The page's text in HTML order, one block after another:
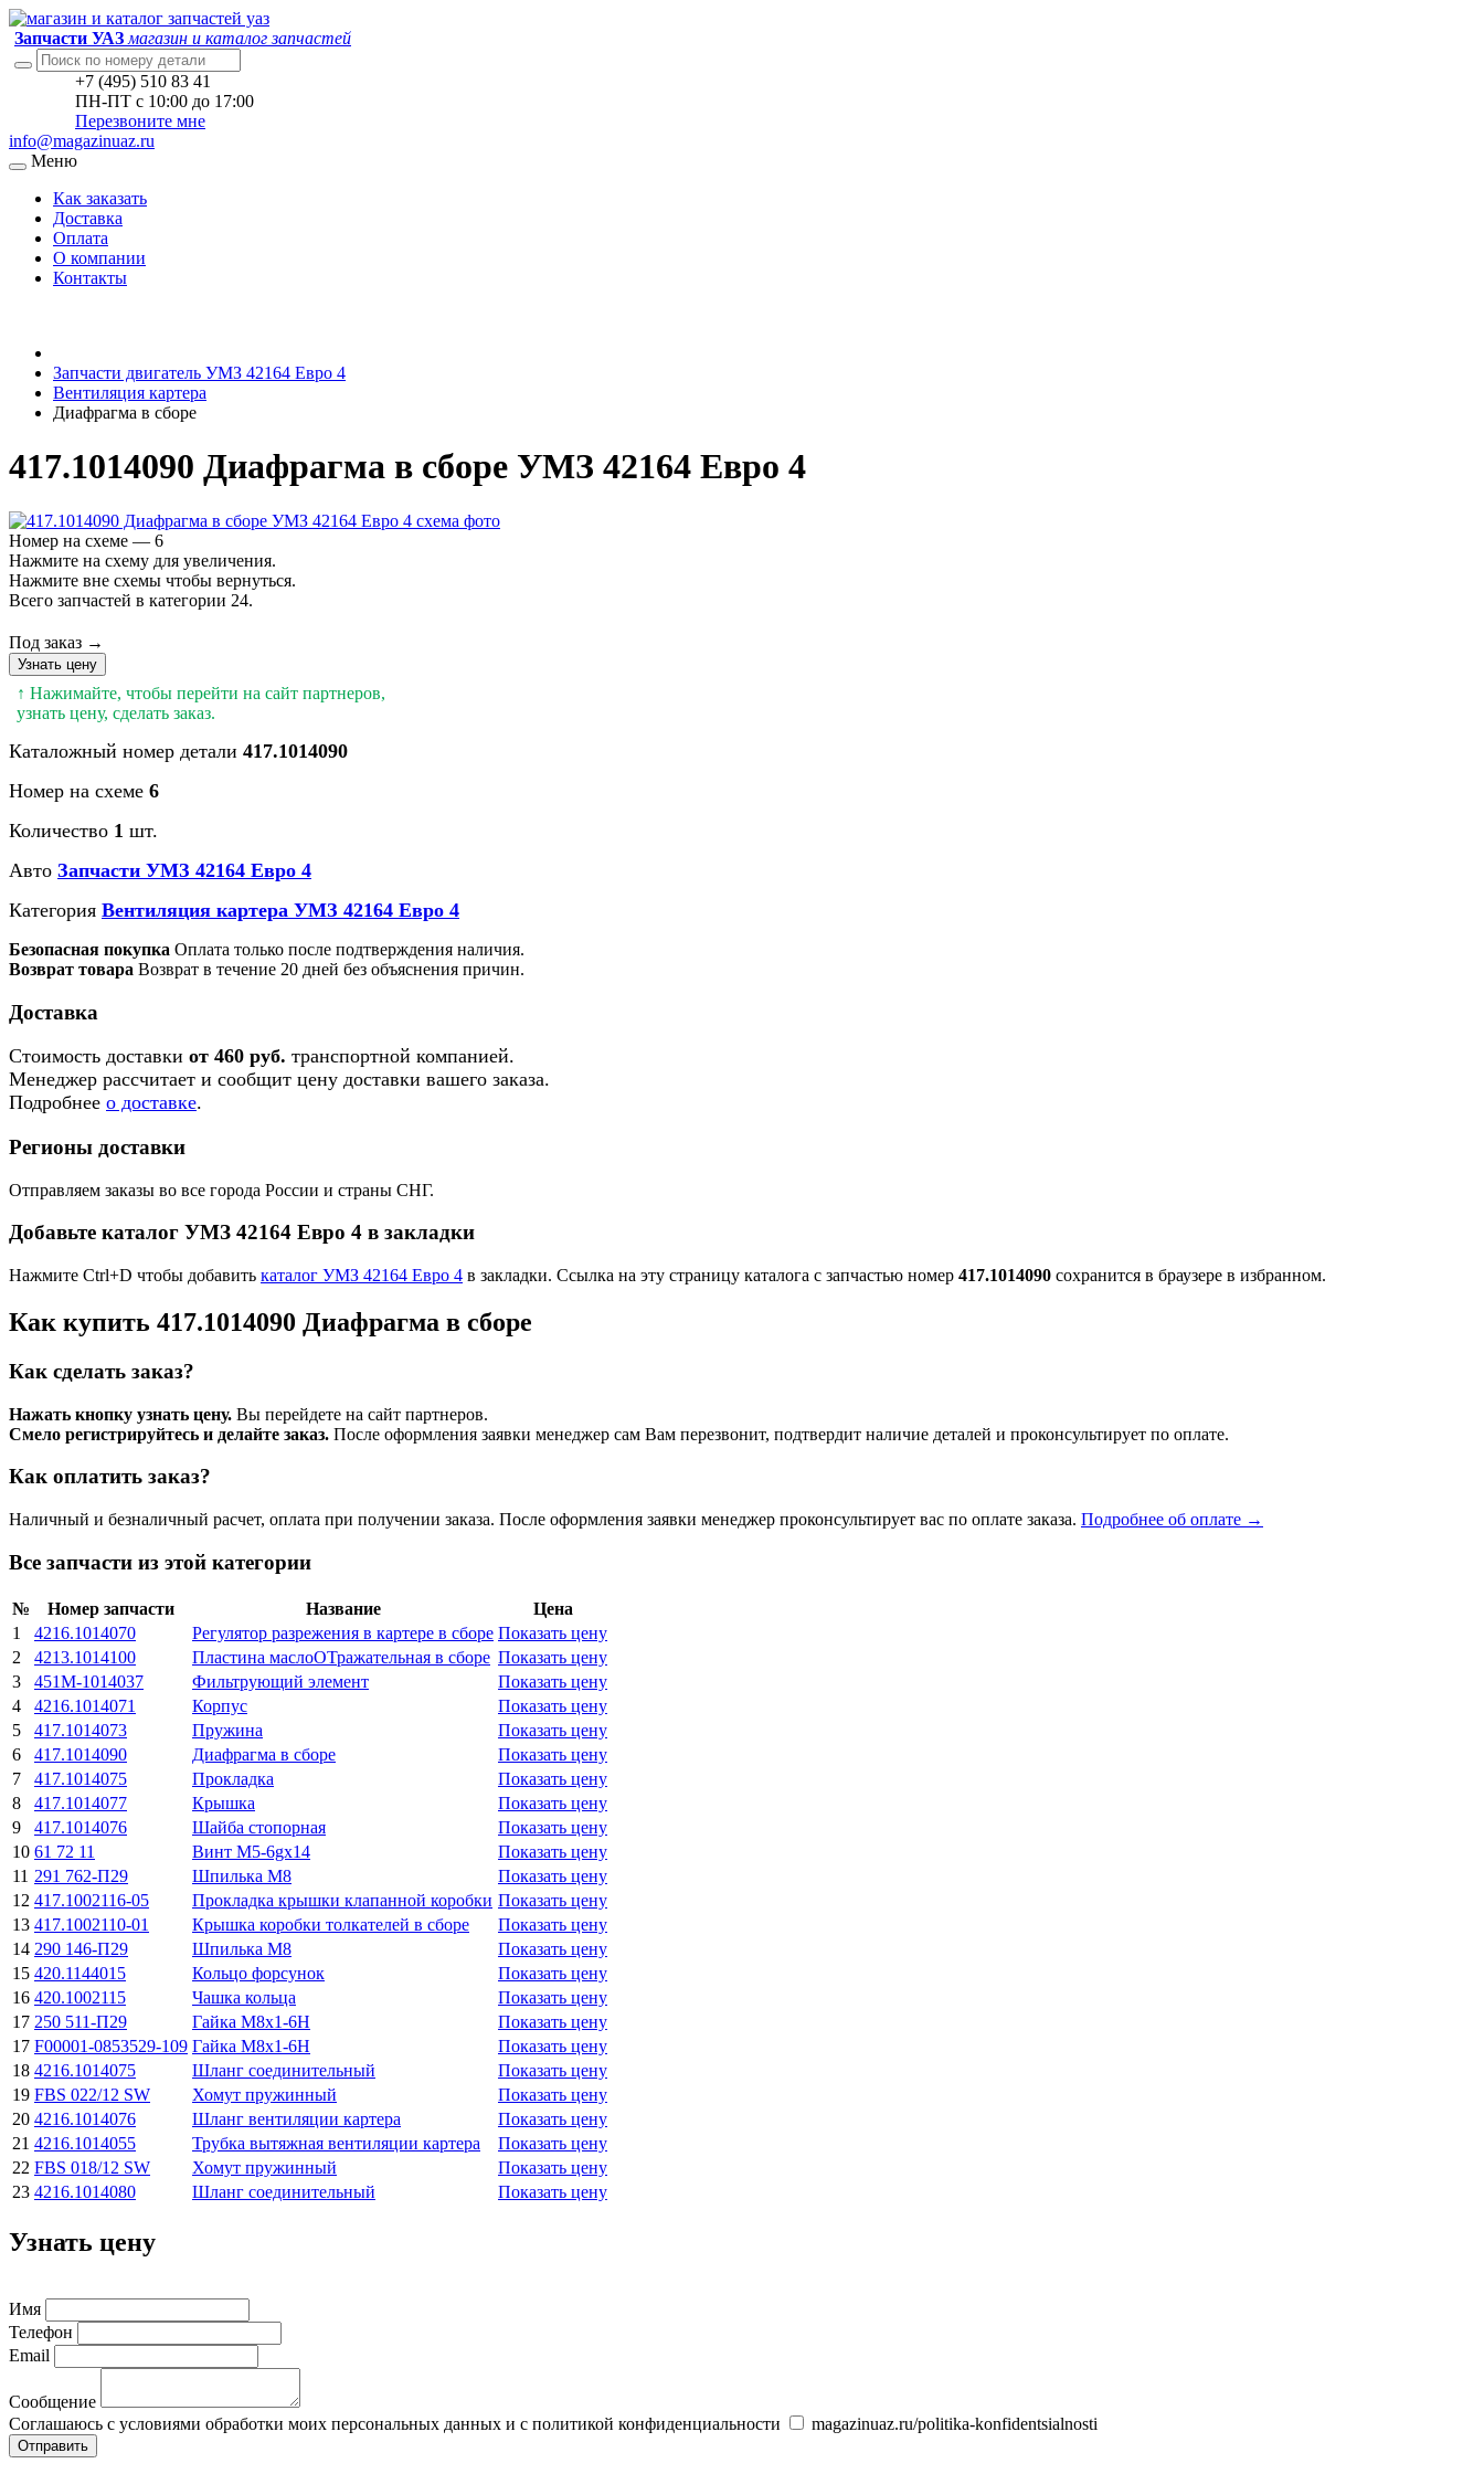
Запчасти УАЗ магазин и каталог запчастей
+7 (495) 510 83 41
ПН-ПТ с 10:00 до 17:00
Перезвоните мне
info@magazinuaz.ru
Меню
Как заказать
Доставка
Оплата
О компании
Контакты
Запчасти двигатель УМЗ 42164 Евро 4
Вентиляция картера
Диафрагма в сборе
417.1014090 Диафрагма в сборе УМЗ 42164 Евро 4
Номер на схеме — 6
Нажмите на схему для увеличения.
Нажмите вне схемы чтобы вернуться.
Всего запчастей в категории 24.
Под заказ →
Узнать цену
↑ Нажимайте, чтобы перейти на сайт партнеров,
узнать цену, сделать заказ.
Каталожный номер детали 417.1014090
Номер на схеме 6
Количество 1 шт.
Авто Запчасти УМЗ 42164 Евро 4
Категория Вентиляция картера УМЗ 42164 Евро 4
Безопасная покупка Оплата только после подтверждения наличия.
Возврат товара Возврат в течение 20 дней без объяснения причин.
Доставка
Стоимость доставки от 460 руб. транспортной компанией.
Менеджер рассчитает и сообщит цену доставки вашего заказа.
Подробнее о доставке.
Регионы доставки
Отправляем заказы во все города России и страны СНГ.
Добавьте каталог УМЗ 42164 Евро 4 в закладки
Нажмите Ctrl+D чтобы добавить каталог УМЗ 42164 Евро 4 в закладки. Ссылка на эту страницу каталога с запчастью номер 417.1014090 сохранится в браузере в избранном.
Как купить 417.1014090 Диафрагма в сборе
Как сделать заказ?
Нажать кнопку узнать цену. Вы перейдете на сайт партнеров.
Смело регистрируйтесь и делайте заказ. После оформления заявки менеджер сам Вам перезвонит, подтвердит наличие деталей и проконсультирует по оплате.
Как оплатить заказ?
Наличный и безналичный расчет, оплата при получении заказа. После оформления заявки менеджер проконсультирует вас по оплате заказа. Подробнее об оплате →
Все запчасти из этой категории
№ Номер запчасти Название
Цена
1
4216.1014070 Регулятор разрежения в картере в сборе Показать цену
2
4213.1014100 Пластина маслоОТражательная в сборе Показать цену
3
451М-1014037 Фильтрующий элемент
Показать цену
4
4216.1014071 Корпус
Показать цену
5
417.1014073 Пружина
Показать цену
6
417.1014090 Диафрагма в сборе
Показать цену
7
417.1014075 Прокладка
Показать цену
8
417.1014077 Крышка
Показать цену
9
417.1014076 Шайба стопорная
Показать цену
10 61 72 11 Винт М5-6gx14
Показать цену
11 291 762-П29 Шпилька M8
Показать цену
12 417.1002116-05 Прокладка крышки клапанной коробки Показать цену
13 417.1002110-01 Крышка коробки толкателей в сборе
Показать цену
14 290 146-П29 Шпилька M8
Показать цену
15 420.1144015 Кольцо форсунок
Показать цену
16 420.1002115 Чашка кольца
Показать цену
17 250 511-П29 Гайка М8х1-6H
Показать цену
17 F00001-0853529-109 Гайка М8х1-6H
Показать цену
18 4216.1014075 Шланг соединительный
Показать цену
19 FBS 022/12 SW Хомут пружинный
Показать цену
20 4216.1014076 Шланг вентиляции картера
Показать цену
21 4216.1014055 Трубка вытяжная вентиляции картера
Показать цену
22 FBS 018/12 SW Хомут пружинный
Показать цену
23 4216.1014080 Шланг соединительный Показать цену
Узнать цену
Имя
Телефон
Email
Сообщение
Соглашаюсь с условиями обработки моих персональных данных и с политикой конфиденциальности
magazinuaz.ru/politika-konfidentsialnosti
Отправить